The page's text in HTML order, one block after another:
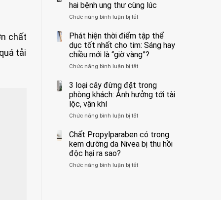
chất
tải
kim
loại
ăn
nhiều
có
thể
hại
thận
cảnh
báo
tác
hại
của
1
kiểu
đối
với
và
Bạn
nên
hai bệnh ung thư cùng lúc
Chức năng bình luận bị tắtở
đàn
ông
phát
hiện
mắc
bệnh
ung
lúc
Phát hiện thời điểm tập thể
dục tốt nhất cho tim: Sáng hay
chiều mới là “giờ vàng”?
Chức năng bình luận bị tắtở
hiện
thời
điểm
thể
tốt
nhất
cho
Sáng
3 loại cây đừng đặt trong
phòng khách: Ảnh hưởng tới tài
lộc, vận khí
Chức năng bình luận bị tắtở
loại
cây
đừng
trong
Chất Propylparaben có trong
kem dưỡng da Nivea bị thu hồi
độc hại ra sao?
Chức năng bình luận bị tắtở